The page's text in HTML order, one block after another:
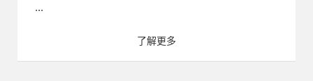
...
了解更多